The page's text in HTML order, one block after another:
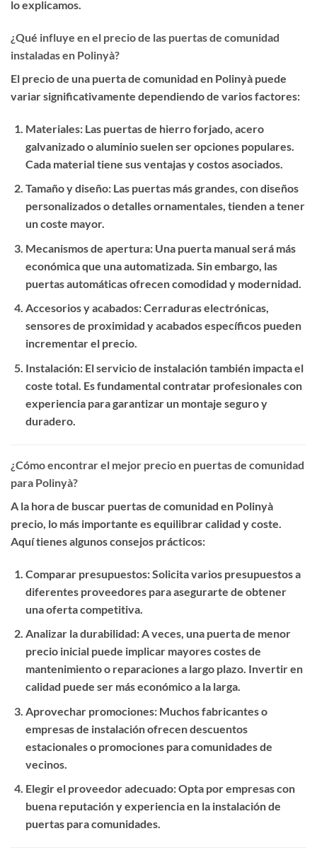
lo explicamos.
¿Qué influye en el precio de las puertas de comunidad
instaladas en Polinyà?
El precio de una puerta de comunidad en Polinyà puede
variar significativamente dependiendo de varios factores:
Materiales: Las puertas de hierro forjado, acero
galvanizado o aluminio suelen ser opciones populares.
Cada material tiene sus ventajas y costos asociados.
Tamaño y diseño: Las puertas más grandes, con diseños
personalizados o detalles ornamentales, tienden a tener
un coste mayor.
Mecanismos de apertura: Una puerta manual será más
económica que una automatizada. Sin embargo, las
puertas automáticas ofrecen comodidad y modernidad.
Accesorios y acabados: Cerraduras electrónicas,
sensores de proximidad y acabados específicos pueden
incrementar el precio.
Instalación: El servicio de instalación también impacta el
coste total. Es fundamental contratar profesionales con
experiencia para garantizar un montaje seguro y
duradero.
¿Cómo encontrar el mejor precio en puertas de comunidad
para Polinyà?
A la hora de buscar puertas de comunidad en Polinyà
precio, lo más importante es equilibrar calidad y coste.
Aquí tienes algunos consejos prácticos:
Comparar presupuestos: Solicita varios presupuestos a
diferentes proveedores para asegurarte de obtener
una oferta competitiva.
Analizar la durabilidad: A veces, una puerta de menor
precio inicial puede implicar mayores costes de
mantenimiento o reparaciones a largo plazo. Invertir en
calidad puede ser más económico a la larga.
Aprovechar promociones: Muchos fabricantes o
empresas de instalación ofrecen descuentos
estacionales o promociones para comunidades de
vecinos.
Elegir el proveedor adecuado: Opta por empresas con
buena reputación y experiencia en la instalación de
puertas para comunidades.